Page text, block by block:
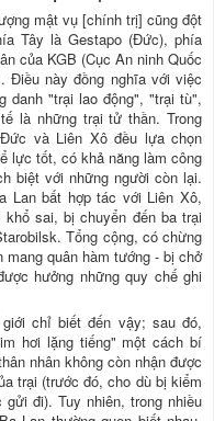
mật vụ [chính trị] cũng đột
Tây là Gestapo (Đức), phía
của KGB (Cục An ninh Quốc
này đồng nghĩa với việc
danh "trại lao động", "trại tù",
là những trại tử thần. Trong
và Liên Xô đều lựa chọn
lực tốt, có khả năng làm công
biệt với những người còn lại.
Lan bất hợp tác với Liên Xô,
sai, bị chuyển đến ba trại
Tổng cộng, có chừng
quân hàm tướng - bị chở
hưởng những quy chế ghi
chỉ biết đến vậy; sau đó,
hơi lặng tiếng" một cách bí
nhân không còn nhận được
trại (trước đó, cho dù bị kiểm
đi). Tuy nhiên, trong nhiều